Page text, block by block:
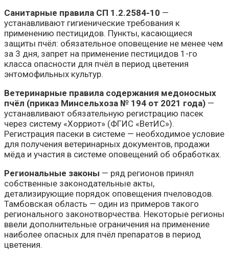
Санитарные правила СП 1.2.2584-10 —
устанавливают гигиенические требования к
применению пестицидов. Пункты, касающиеся
защиты пчёл: обязательное оповещение не менее чем
за 3 дня, запрет на применение пестицидов 1-го
класса опасности для пчёл в период цветения
энтомофильных культур.
Ветеринарные правила содержания медоносных
пчёл (приказ Минсельхоза № 194 от 2021 года) —
устанавливают обязательную регистрацию пасек
через систему «Хорриот» (ФГИС «ВетИС»).
Регистрация пасеки в системе — необходимое условие
для получения ветеринарных документов, продажи
мёда и участия в системе оповещений об обработках.
Региональные законы — ряд регионов принял
собственные законодательные акты,
детализирующие порядок оповещения пчеловодов.
Тамбовская область — один из примеров такого
регионального законотворчества. Некоторые регионы
ввели дополнительные ограничения на применение
наиболее опасных для пчёл препаратов в период
цветения.